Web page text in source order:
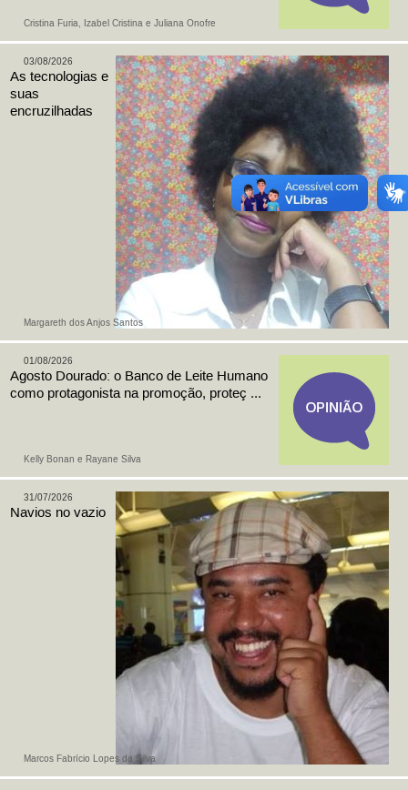
Cristina Furia, Izabel Cristina e Juliana Onofre
Margareth dos Anjos Santos
03/08/2026
As tecnologias e
suas
encruzilhadas
Kelly Bonan e Rayane Silva
01/08/2026
Agosto Dourado: o Banco de Leite Humano
como protagonista na promoção, proteç ...
Marcos Fabrício Lopes da Silva
31/07/2026
Navios no vazio